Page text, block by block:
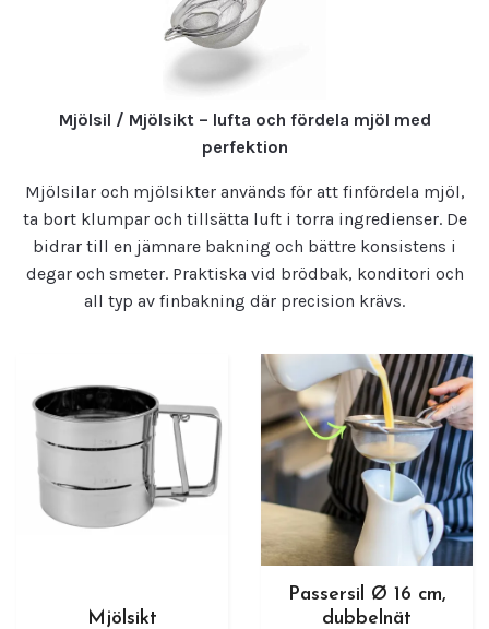
Mjölsil / Mjölsikt – lufta och fördela mjöl med
perfektion
Mjölsilar och mjölsikter används för att finfördela mjöl,
ta bort klumpar och tillsätta luft i torra ingredienser. De
bidrar till en jämnare bakning och bättre konsistens i
degar och smeter. Praktiska vid brödbak, konditori och
all typ av finbakning där precision krävs.
Mjölsikt
Passersil Ø 16 cm,
dubbelnät